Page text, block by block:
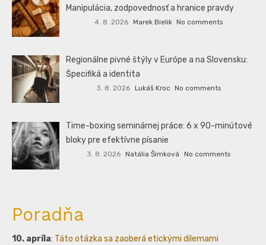
Manipulácia, zodpovednosť a hranice pravdy
4. 8. 2026 Marek Bielik No comments
Regionálne pivné štýly v Európe a na Slovensku:
Špecifiká a identita
3. 8. 2026 Lukáš Kroc No comments
Time-boxing seminárnej práce: 6 x 90-minútové
bloky pre efektívne písanie
3. 8. 2026 Natália Šimková No comments
Poradňa
10. apríla: Táto otázka sa zaoberá etickými dilemami